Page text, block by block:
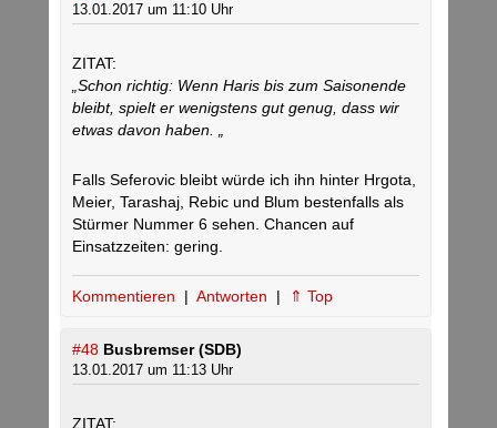
13.01.2017 um 11:10 Uhr
ZITAT:
„Schon richtig: Wenn Haris bis zum Saisonende
bleibt, spielt er wenigstens gut genug, dass wir
etwas davon haben. „
Falls Seferovic bleibt würde ich ihn hinter Hrgota,
Meier, Tarashaj, Rebic und Blum bestenfalls als
Stürmer Nummer 6 sehen. Chancen auf
Einsatzzeiten: gering.
Kommentieren | Antworten | ⇑ Top
#48 Busbremser (SDB)
13.01.2017 um 11:13 Uhr
ZITAT: